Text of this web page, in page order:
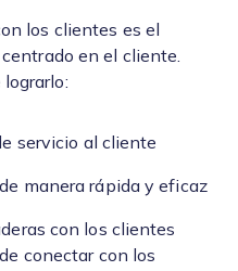
los clientes es el
en el cliente.
servicio al cliente
manera rápida y eficaz
con los clientes
conectar con los